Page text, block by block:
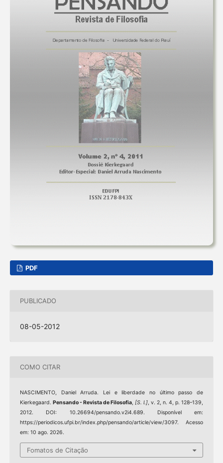
PDF
PUBLICADO
08-05-2012
COMO CITAR
NASCIMENTO, Daniel Arruda. Lei e liberdade no último passo de
Kierkegaard. Pensando - Revista de Filosofia,[S. l.], v. 2, n. 4, p. 128–139,
2012. DOI: 10.26694/pensando.v2i4.689. Disponível em:
https://periodicos.ufpi.br/index.php/pensando/article/view/3097. Acesso
em: 10 ago. 2026.
Fomatos de Citação